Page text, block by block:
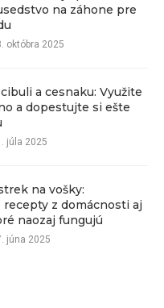
na záhone pre
októbra 2025
a cesnaku: Využite
a dopestujte si ešte
júla 2025
na vošky:
z domácnosti aj
naozaj fungujú
júna 2025